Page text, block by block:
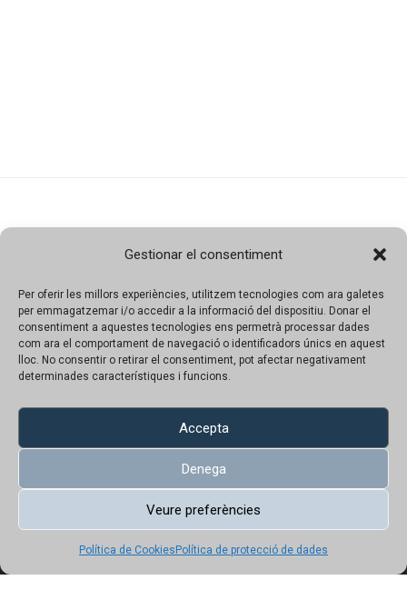
Gestionar el consentiment
Per oferir les millors experiències, utilitzem tecnologies com ara galetes
per emmagatzemar i/o accedir a la informació del dispositiu. Donar el
consentiment a aquestes tecnologies ens permetrà processar dades
com ara el comportament de navegació o identificadors únics en aquest
lloc. No consentir o retirar el consentiment, pot afectar negativament
determinades característiques i funcions.
Accepta
Denega
Veure preferències
Política de Cookies Política de protecció de dades
Sobre nosaltres
Avís legal
Política de protecció de dades
Política de Cookies
Copyright © 2023 UN!K | Tots el productes tenen preu amb IVA